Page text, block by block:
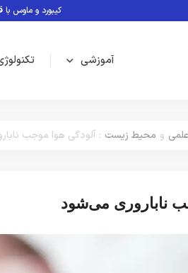
کیبورد و ماوس با
آموزشی
علمی و محیط زیست : آلودگی هوا موجب
ناباروری می‌شود